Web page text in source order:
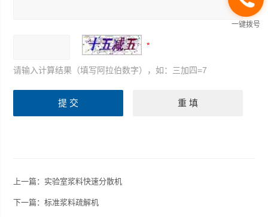
请输入计算结果（填写阿拉伯数字），如：三加四=7
上一篇： 实验室浆料快速分散机
下一篇：标准浆料疏解机
一键拨号